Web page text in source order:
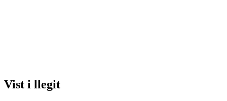
Vist i llegit